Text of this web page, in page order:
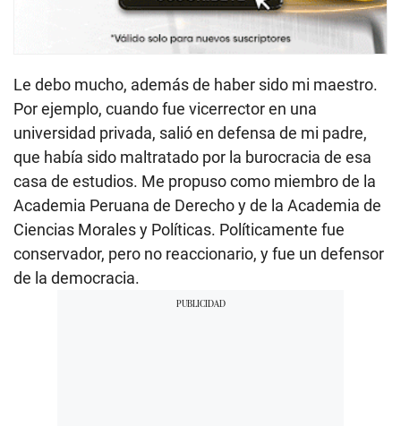
Le debo mucho, además de haber sido mi maestro.
Por ejemplo, cuando fue vicerrector en una
universidad privada, salió en defensa de mi padre,
que había sido maltratado por la burocracia de esa
casa de estudios. Me propuso como miembro de la
Academia Peruana de Derecho y de la Academia de
Ciencias Morales y Políticas. Políticamente fue
conservador, pero no reaccionario, y fue un defensor
de la democracia.